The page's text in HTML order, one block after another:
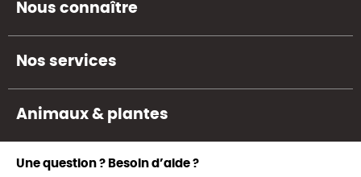
Nous connaître
Nos services
Animaux & plantes
Une question ? Besoin d’aide ?